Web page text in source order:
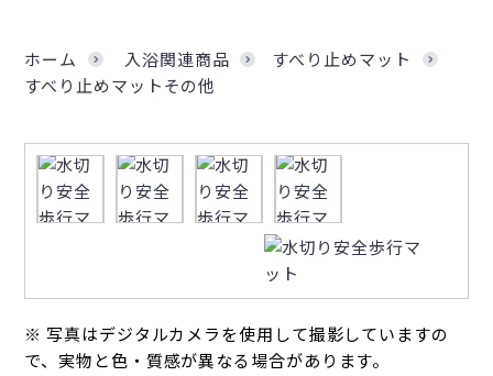
ホーム 入浴関連商品
すべり止めマット
すべり止めマットその他
※ 写真はデジタルカメラを使用して撮影していますの
で、実物と色・質感が異なる場合があります。